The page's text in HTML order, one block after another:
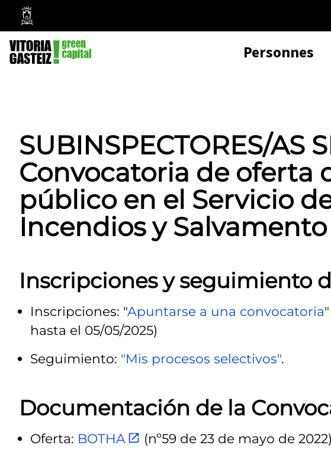
Mairie
de
Vitoria-
Gasteiz
Personnes
SUBINSPECTORES/AS
Convocatoria de oferta
público en el Servicio
Incendios y Salvamento
Inscripciones y seguimiento
Inscripciones: "Apuntarse a una convocatoria
hasta el 05/05/2025)
Seguimiento: "Mis procesos selectivos".
Documentación de la
Oferta: BOTHA
(nº59 de 23 de mayo de 2022)